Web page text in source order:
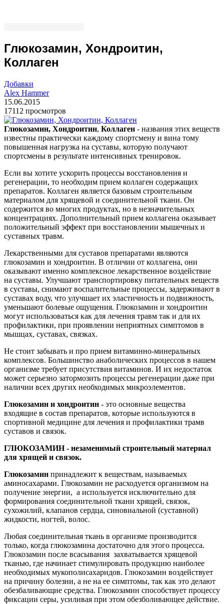
Глюкозамин, Хондроитин,
Коллаген
Добавки
Alex Hammer
15.06.2015
17112 просмотров
Глюкозамин, Хондроитин, Коллаген - названия этих веществ
известны практически каждому спортсмену и вина тому
повышенная нагрузка на суставы, которую получают
спортсмены в результате интенсивных тренировок.
Если вы хотите ускорить процессы восстановления и
регенерации, то необходим прием коллаген содержащих
препаратов. Коллаген является базовым строительным
материалом для хрящевой и соединительной ткани. Он
содержится во многих продуктах, но в незначительных
концентрациях. Дополнительный прием коллагена оказывает
положительный эффект при восстановлении мышечных и
суставных травм.
Лекарственными для суставов препаратами являются
глюкозамин и хондроитин. В отличии от коллагена, они
оказывают именно комплексное лекарственное воздействие
на суставы. Улучшают транспортировку питательных веществ
в суставы, снимают воспалительные процессы, задерживают в
суставах воду, что улучшает их эластичность и подвижность,
уменьшают болевые ощущения. Глюкозамин и хондроитин
могут использоваться как для лечения травм так и для их
профилактики, при проявлении неприятных симптомов в
мышцах, суставах, связках.
Не стоит забывать и про прием витаминно-минеральных
комплексов. Большинство анаболических процессов в нашем
организме требует присутствия витаминов. И их недостаток
может серьезно затормозить процессы регенерации даже при
наличии всех других необходимых микроэлементов.
Глюкозамин и хондроитин - это основные вещества
входящие в состав препаратов, которые используются в
спортивной медицине для лечения и профилактики трамв
суставов и связок.
ГЛЮКОЗАМИН- незаменимый строительный материал
для хрящей и связок.
Глюкозамин принадлежит к веществам, называемых
аминосахарами. Глюкозамин не расходуется организмом на
получение энергии, а используется исключительно для
формирования соединительной ткани хрящей, связок,
сухожилий, клапанов сердца, синовиальной (суставной)
жидкости, ногтей, волос.
Любая соединительная ткань в организме производится
только, когда глюкозамина достаточно для этого процесса.
Глюкозамин после всасывания захватывается хрящевой
тканью, где начинает стимулировать продукцию наиболее
необходимых мукополисахаридов. Глюкозамин воздействует
на причину болезни, а не на ее симптомы, так как это делают
обезбаливающие средства. Глюкозамин способствует процессу
фиксации серы, усиливая при этом обезболивающее действие.